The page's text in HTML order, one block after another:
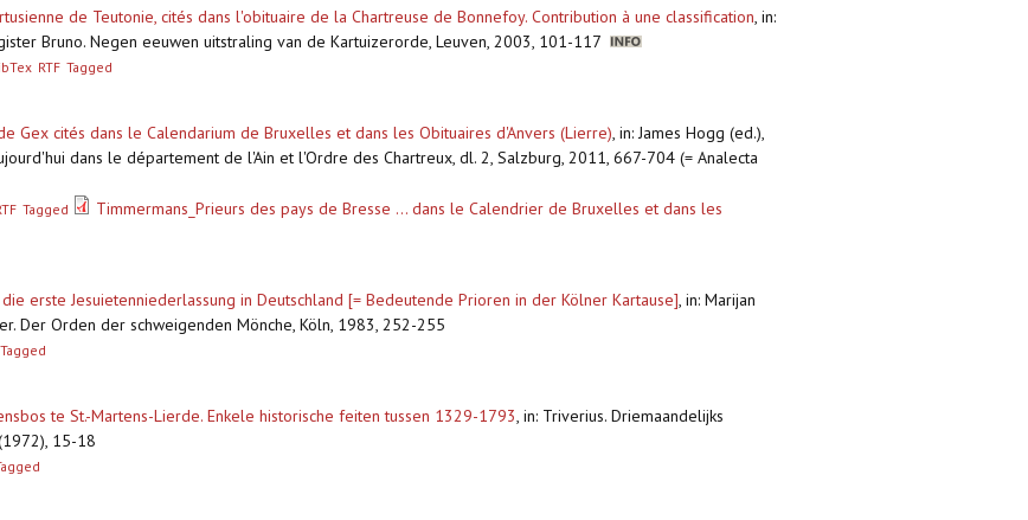
de Teutonie, cités dans l'obituaire de la Chartreuse de Bonnefoy. Contribution à une classification, in:
Bruno. Negen eeuwen uitstraling van de Kartuizerorde, Leuven, 2003, 101-117
RTF Tagged
Gex cités dans le Calendarium de Bruxelles et dans les Obituaires d'Anvers (Lierre), in: James Hogg (ed.),
dans le département de l'Ain et l'Ordre des Chartreux, dl. 2, Salzburg, 2011, 667-704 (= Analecta
Tagged
Timmermans_Prieurs des pays de Bresse ... dans le Calendrier de Bruxelles et dans les
erste Jesuietenniederlassung in Deutschland [= Bedeutende Prioren in der Kölner Kartause], in: Marijan
Der Orden der schweigenden Mönche, Köln, 1983, 252-255
Tagged
te St.-Martens-Lierde. Enkele historische feiten tussen 1329-1793, in: Triverius. Driemaandelijks
15-18